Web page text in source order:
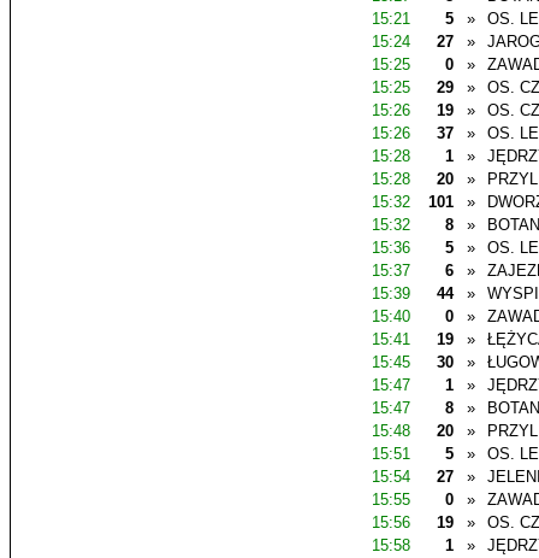
15:21
5 »
OS.
15:24
27 »
15:25
0 »
15:25
29 »
OS.
15:26
19 »
OS.
15:26
37 »
OS.
15:28
1 »
15:28
20 »
15:32
101 »
15:32
8 »
15:36
5 »
OS.
15:37
6 »
15:39
44 »
15:40
0 »
15:41
19 »
15:45
30 »
15:47
1 »
15:47
8 »
15:48
20 »
15:51
5 »
OS.
15:54
27 »
15:55
0 »
15:56
19 »
OS.
15:58
1 »